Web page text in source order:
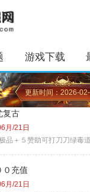
游戏下载
更新时间：2026-
复古
月/21日
品＋５赞助可打刀刀绿毒
０充值
月/21日